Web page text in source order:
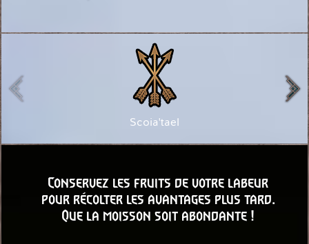
Scoia'tael
Conservez les fruits de votre labeur
pour récolter les avantages plus tard.
Que la moisson soit abondante !